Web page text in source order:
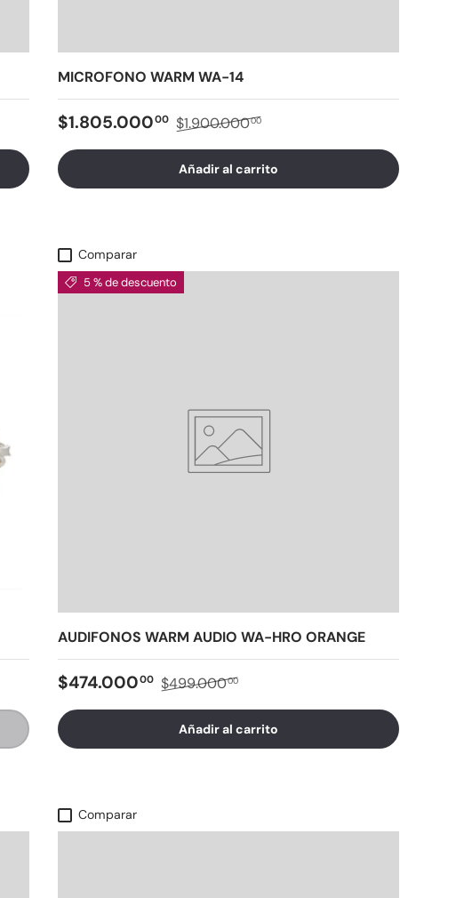
MICROFONO WARM WA-14
$1.805.00000 $1.900.00000
Añadir al carrito
Comparar
5 % de descuento
AUDIFONOS WARM AUDIO WA-HRO ORANGE
$474.00000 $499.00000
Añadir al carrito
Comparar